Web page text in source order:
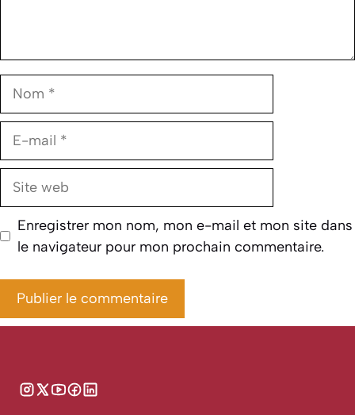
Nom
E-
Site
Enregistrer mon nom, mon e-mail et mon site dans
le navigateur pour mon prochain commentaire.